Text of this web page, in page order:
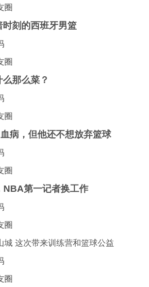
圈
刻的西班牙男篮
圈
那么菜？
圈
病，但他还不想放弃篮球
圈
NBA第一记者换工作
圈
城 这次带来训练营和篮球公益
圈